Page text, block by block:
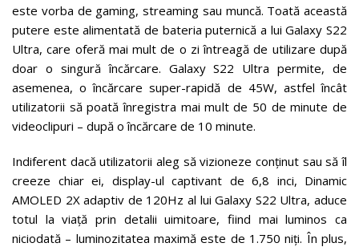
este vorba de gaming, streaming sau muncă. Toată această
putere este alimentată de bateria puternică a lui Galaxy S22
Ultra, care oferă mai mult de o zi întreagă de utilizare după
doar o singură încărcare. Galaxy S22 Ultra permite, de
asemenea, o încărcare super-rapidă de 45W, astfel încât
utilizatorii să poată înregistra mai mult de 50 de minute de
videoclipuri – după o încărcare de 10 minute.
Indiferent dacă utilizatorii aleg să vizioneze conținut sau să îl
creeze chiar ei, display-ul captivant de 6,8 inci, Dinamic
AMOLED 2X adaptiv de 120Hz al lui Galaxy S22 Ultra, aduce
totul la viață prin detalii uimitoare, fiind mai luminos ca
niciodată – luminozitatea maximă este de 1.750 niți. În plus,